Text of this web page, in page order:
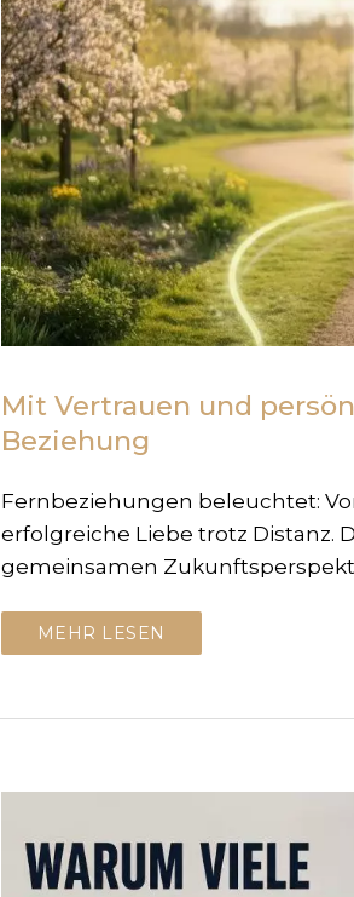
Mit Vertrauen und
Beziehung
Fernbeziehungen beleuchtet:
erfolgreiche Liebe trotz Distanz.
gemeinsamen
MEHR LESEN